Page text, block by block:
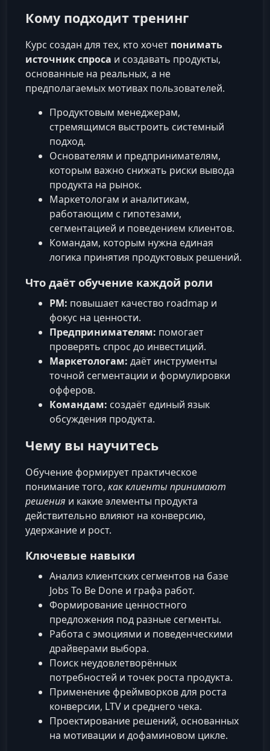
Кому подходит тренинг
Курс создан для тех, кто хочет понимать
источник спроса и создавать продукты,
основанные на реальных, а не
предполагаемых мотивах пользователей.
Продуктовым менеджерам,
стремящимся выстроить системный
подход.
Основателям и предпринимателям,
которым важно снижать риски вывода
продукта на рынок.
Маркетологам и аналитикам,
работающим с гипотезами,
сегментацией и поведением клиентов.
Командам, которым нужна единая
логика принятия продуктовых решений.
Что даёт обучение каждой роли
PM: повышает качество roadmap и
фокус на ценности.
Предпринимателям: помогает
проверять спрос до инвестиций.
Маркетологам: даёт инструменты
точной сегментации и формулировки
офферов.
Командам: создаёт единый язык
обсуждения продукта.
Чему вы научитесь
Обучение формирует практическое
понимание того, как клиенты принимают
решения и какие элементы продукта
действительно влияют на конверсию,
удержание и рост.
Ключевые навыки
Анализ клиентских сегментов на базе
Jobs To Be Done и графа работ.
Формирование ценностного
предложения под разные сегменты.
Работа с эмоциями и поведенческими
драйверами выбора.
Поиск неудовлетворённых
потребностей и точек роста продукта.
Применение фреймворков для роста
конверсии, LTV и среднего чека.
Проектирование решений, основанных
на мотивации и дофаминовом цикле.